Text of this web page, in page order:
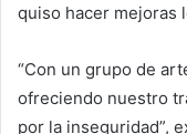
quiso hacer mejoras
“Con un grupo de
ofreciendo nuestro
por la inseguridad”,